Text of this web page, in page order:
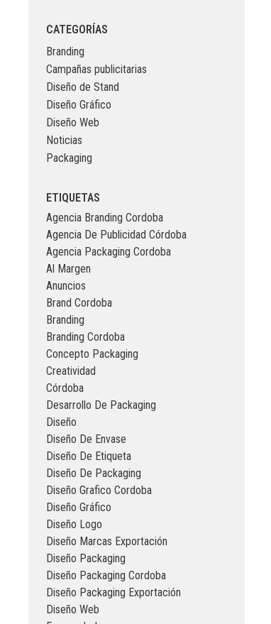
CATEGORÍAS
Branding
Campañas publicitarias
Diseño de Stand
Diseño Gráfico
Diseño Web
Noticias
Packaging
ETIQUETAS
Agencia Branding Cordoba
Agencia De Publicidad Córdoba
Agencia Packaging Cordoba
Al Margen
Anuncios
Brand Cordoba
Branding
Branding Cordoba
Concepto Packaging
Creatividad
Córdoba
Desarrollo De Packaging
Diseño
Diseño De Envase
Diseño De Etiqueta
Diseño De Packaging
Diseño Grafico Cordoba
Diseño Gráfico
Diseño Logo
Diseño Marcas Exportación
Diseño Packaging
Diseño Packaging Cordoba
Diseño Packaging Exportación
Diseño Web